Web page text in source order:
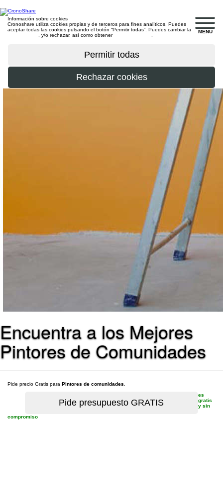
MENU
Información sobre cookies
Cronoshare utiliza cookies propias y de terceros para fines analíticos. Puedes
aceptar todas las cookies pulsando el botón “Permitir todas”. Puedes cambiar la
, y/o rechazar, así como obtener
Encuentra a los Mejores
Pintores de Comunidades
Pide precio Gratis para Pintores de comunidades
es
gratis
y sin
compromiso